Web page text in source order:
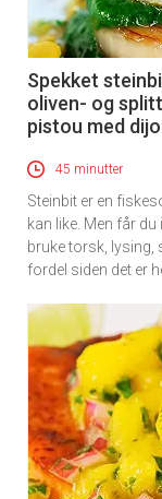
Spekket
oliven- og
pistou med
45 minutter
Steinbit er en
kan like. Men får
bruke torsk, lysing,
fordel siden det er